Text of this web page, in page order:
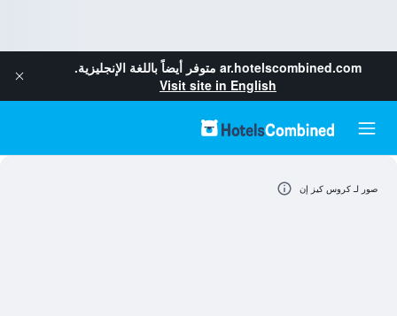
ar.hotelscombined.com متوفر أيضاً باللغة الإنجليزية.
Visit site in English
صور لـ كروس كيز إن